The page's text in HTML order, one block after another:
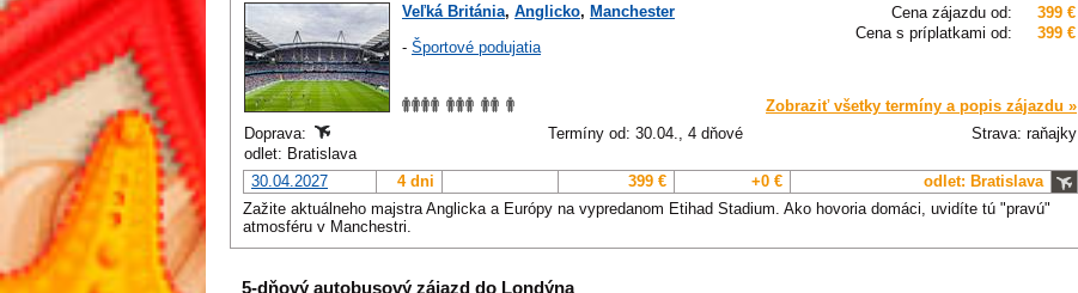
Cena zájazdu od:
399 €
Cena s príplatkami od:
399 €
Veľká Británia, Anglicko, Manchester
- Športové podujatia
Zobraziť všetky termíny a popis zájazdu »
Doprava:
Termíny od: 30.04., 4 dňové
Strava: raňajky
odlet: Bratislava
30.04.2027
4 dni 399 € +0 €
odlet: Bratislava
Zažite aktuálneho majstra Anglicka a Európy na vypredanom Etihad Stadium. Ako hovoria domáci, uvidíte tú "pravú"
atmosféru v Manchestri.
5-dňový autobusový zájazd do Londýna